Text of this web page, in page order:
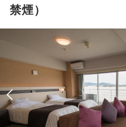
禁煙）